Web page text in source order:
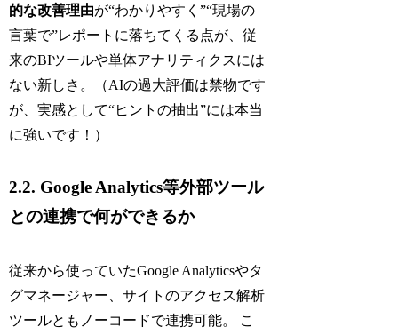
的な改善理由が“わかりやすく”“現場の
言葉で”レポートに落ちてくる点が、従
来のBIツールや単体アナリティクスには
ない新しさ。（AIの過大評価は禁物です
が、実感として“ヒントの抽出”には本当
に強いです！）
2.2. Google Analytics等外部ツール
との連携で何ができるか
従来から使っていたGoogle Analyticsやタ
グマネージャー、サイトのアクセス解析
ツールともノーコードで連携可能。 こ